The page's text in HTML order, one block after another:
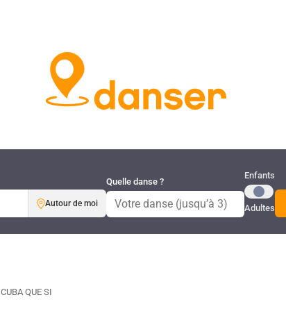
Autour de moi
Quelle danse ?
Enfants
Adultes
CUBA QUE SI